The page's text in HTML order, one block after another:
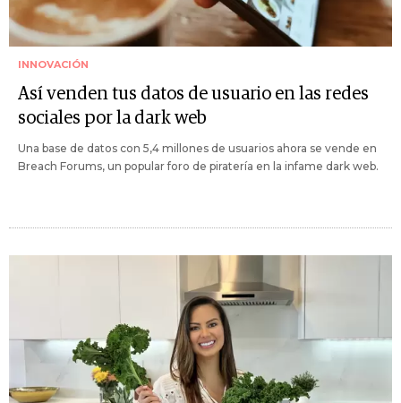
INNOVACIÓN
Así venden tus datos de usuario en las redes
sociales por la dark web
Una base de datos con 5,4 millones de usuarios ahora se vende en
Breach Forums, un popular foro de piratería en la infame dark web.